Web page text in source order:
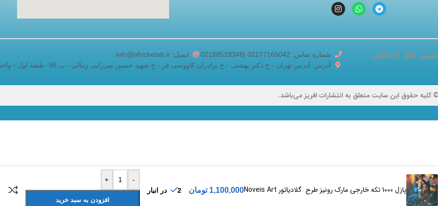
های ارتباطی شماره تماس: 02177165042 |02188518348
ایمیل: info@afrizketab.ir
آدرس: آدرس تهران - خ دکتر بهشتی - خ برادران کاووسی فر - خ شهید حسین میرزایی زینالی - پ 98- طبقه اول - واحد 5
کلیه حقوق این سایت متعلق به انتشارات افریز می‌باشد.
پازل 1000 تکه خارجی مارک رونیز طرح گلادیاتور Noveis Art 1,100,000 تومان 2 در انبار
-
+
افزودن به سبد خرید